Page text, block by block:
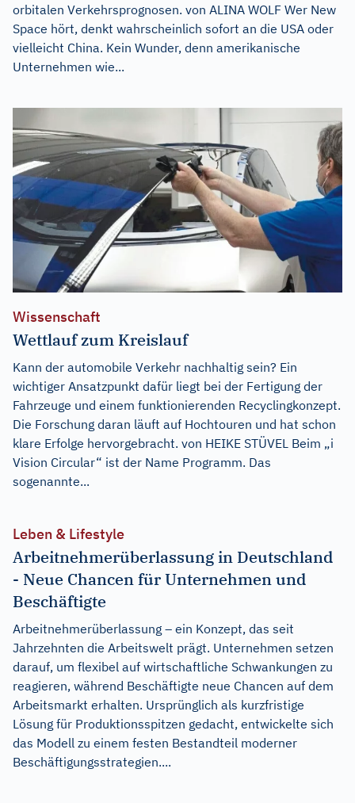
orbitalen Verkehrsprognosen. von ALINA WOLF Wer New
Space hört, denkt wahrscheinlich sofort an die USA oder
vielleicht China. Kein Wunder, denn amerikanische
Unternehmen wie...
Wissenschaft
Wettlauf zum Kreislauf
Kann der automobile Verkehr nachhaltig sein? Ein
wichtiger Ansatzpunkt dafür liegt bei der Fertigung der
Fahrzeuge und einem funktionierenden Recyclingkonzept.
Die Forschung daran läuft auf Hochtouren und hat schon
klare Erfolge hervorgebracht. von HEIKE STÜVEL Beim „i
Vision Circular“ ist der Name Programm. Das
sogenannte...
Leben & Lifestyle
Arbeitnehmerüberlassung in Deutschland
- Neue Chancen für Unternehmen und
Beschäftigte
Arbeitnehmerüberlassung – ein Konzept, das seit
Jahrzehnten die Arbeitswelt prägt. Unternehmen setzen
darauf, um flexibel auf wirtschaftliche Schwankungen zu
reagieren, während Beschäftigte neue Chancen auf dem
Arbeitsmarkt erhalten. Ursprünglich als kurzfristige
Lösung für Produktionsspitzen gedacht, entwickelte sich
das Modell zu einem festen Bestandteil moderner
Beschäftigungsstrategien....